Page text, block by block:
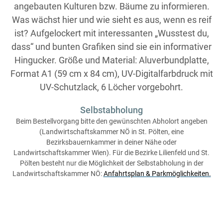
angebauten Kulturen bzw. Bäume zu informieren.
Was wächst hier und wie sieht es aus, wenn es reif
ist? Aufgelockert mit interessanten „Wusstest du,
dass“ und bunten Grafiken sind sie ein informativer
Hingucker. Größe und Material: Aluverbundplatte,
Format A1 (59 cm x 84 cm), UV-Digitalfarbdruck mit
UV-Schutzlack, 6 Löcher vorgebohrt.
Selbstabholung
Beim Bestellvorgang bitte den gewünschten Abholort angeben
(Landwirtschaftskammer NÖ in St. Pölten, eine
Bezirksbauernkammer in deiner Nähe oder
Landwirtschaftskammer Wien). Für die Bezirke Lilienfeld und St.
Pölten besteht nur die Möglichkeit der Selbstabholung in der
Landwirtschaftskammer NÖ:Anfahrtsplan & Parkmöglichkeiten.